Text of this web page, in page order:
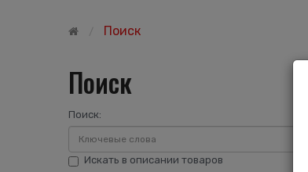
Поиск
Поиск
Поиск:
Искать в описании товаров